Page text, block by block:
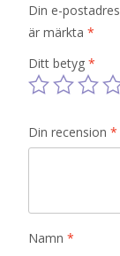
Din e-
är märkta *
Ditt betyg *
Din recension *
Namn *